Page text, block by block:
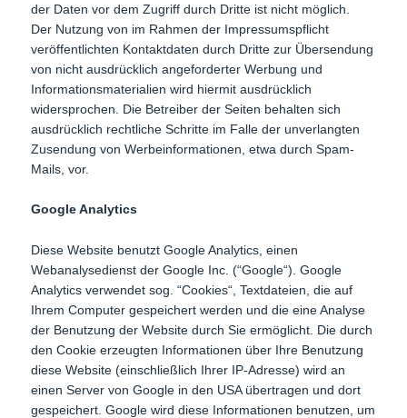
der Daten vor dem Zugriff durch Dritte ist nicht möglich.
Der Nutzung von im Rahmen der Impressumspflicht
veröffentlichten Kontaktdaten durch Dritte zur Übersendung
von nicht ausdrücklich angeforderter Werbung und
Informationsmaterialien wird hiermit ausdrücklich
widersprochen. Die Betreiber der Seiten behalten sich
ausdrücklich rechtliche Schritte im Falle der unverlangten
Zusendung von Werbeinformationen, etwa durch Spam-
Mails, vor.
Google Analytics
Diese Website benutzt Google Analytics, einen
Webanalysedienst der Google Inc. (“Google“). Google
Analytics verwendet sog. “Cookies“, Textdateien, die auf
Ihrem Computer gespeichert werden und die eine Analyse
der Benutzung der Website durch Sie ermöglicht. Die durch
den Cookie erzeugten Informationen über Ihre Benutzung
diese Website (einschließlich Ihrer IP-Adresse) wird an
einen Server von Google in den USA übertragen und dort
gespeichert. Google wird diese Informationen benutzen, um